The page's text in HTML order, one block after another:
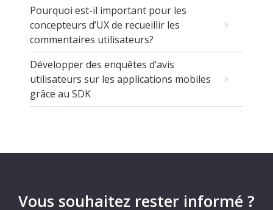
Pourquoi est-il important pour les
concepteurs d’UX de recueillir les
commentaires utilisateurs?
Développer des enquêtes d’avis
utilisateurs sur les applications mobiles
grâce au SDK
Vous souhaitez rester informé ?